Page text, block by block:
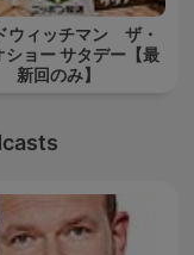
ウィッチマン ザ・
ショー サタデー【最
新回のみ】